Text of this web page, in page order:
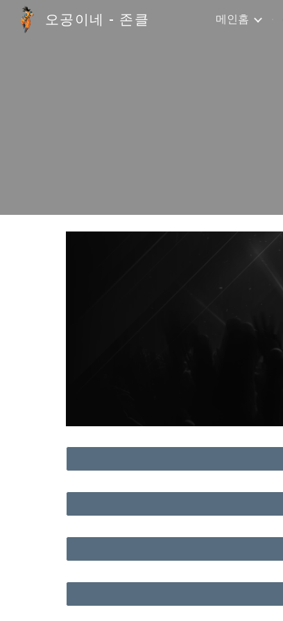
오공이네 - 존클 메인홈